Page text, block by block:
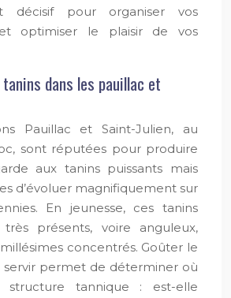
décisif pour organiser vos
et optimiser le plaisir de vos
tanins dans les pauillac et
Pauillac et Saint-Julien, au
sont réputées pour produire
aux tanins puissants mais
d’évoluer magnifiquement sur
En jeunesse, ces tanins
présents, voire anguleux,
concentrés. Goûter le
servir permet de déterminer où
tannique : est-elle